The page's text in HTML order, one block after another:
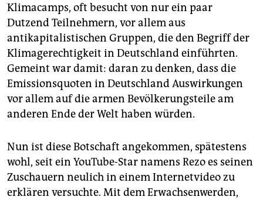
Klimacamps, oft besucht von nur ein paar
Dutzend Teilnehmern, vor allem aus
antikapitalistischen Gruppen, die den Begriff der
Klimagerechtigkeit in Deutschland einführten.
Gemeint war damit: daran zu denken, dass die
Emissionsquoten in Deutschland Auswirkungen
vor allem auf die armen Bevölkerungsteile am
anderen Ende der Welt haben würden.
Nun ist diese Botschaft angekommen, spätestens
wohl, seit ein YouTube-Star namens Rezo es seinen
Zuschauern neulich in einem Internetvideo zu
erklären versuchte. Mit dem Erwachsenwerden,